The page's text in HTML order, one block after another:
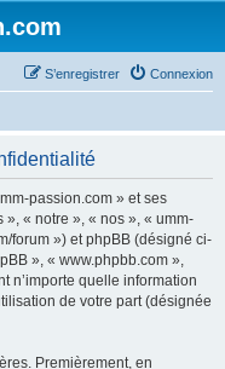
Connexion
S’enregistrer
passion.com » et ses
« notre », « nos », « umm-
forum ») et phpBB (désigné ci-
», « www.phpbb.com »,
n’importe quelle information
de votre part (désignée
Premièrement, en